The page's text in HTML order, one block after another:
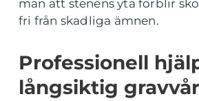
man att stenens yta förblir
fri från skadliga ämnen.
Professionell
långsiktig